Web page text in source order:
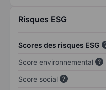
Risques ESG
Scores des risques ESG
Score environnemental
Score social